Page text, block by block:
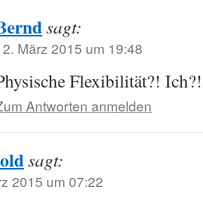
sagt:
März 2015 um 19:48
Flexibilität?!
Antworten anmelden
sagt:
2015 um 07:22